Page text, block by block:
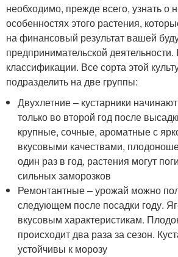
необходимо, прежде всего, узнать о
особенностях этого растения,
на финансовый результат вашей
предпринимательской
классификации. Все сорта этой
подразделить на две группы:
Двухлетние – кустарники
только во второй год после
крупные, сочные, ароматные с
вкусовыми качествами,
один раз в год, растения могут
сильных заморозков
Ремонтантные – урожай можно
следующем после посадки году.
вкусовым характеристикам.
происходит два раза за сезон.
устойчивы к морозу